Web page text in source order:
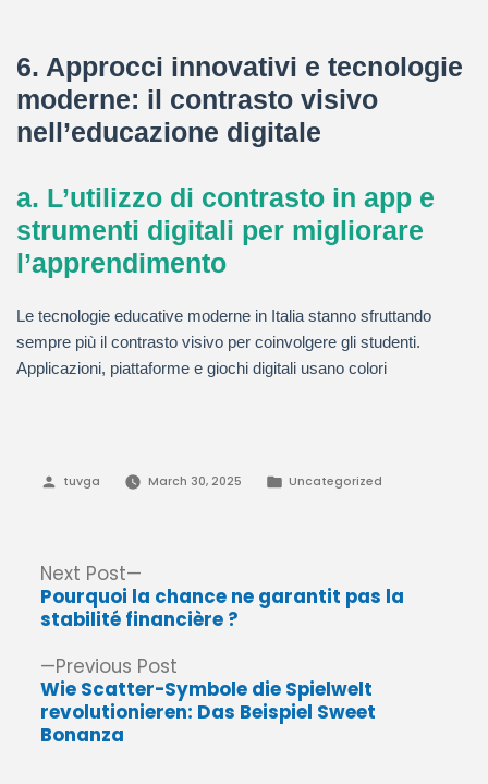
6. Approcci innovativi e tecnologie
moderne: il contrasto visivo
nell’educazione digitale
a. L’utilizzo di contrasto in app e
strumenti digitali per migliorare
l’apprendimento
Le tecnologie educative moderne in Italia stanno sfruttando
sempre più il contrasto visivo per coinvolgere gli studenti.
Applicazioni, piattaforme e giochi digitali usano colori
Posted
tuvga March 30, 2025
Posted
Uncategorized
Post
navigation
Previous Post
post:
Wie Scatter-Symbole die Spielwelt
revolutionieren: Das Beispiel Sweet
Bonanza
Next Post
post:
Pourquoi la chance ne garantit pas la
stabilité financière ?